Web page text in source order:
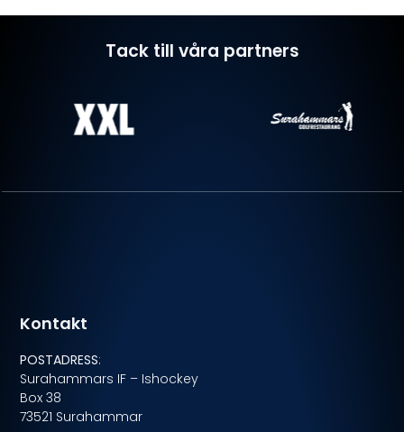
Tack till våra partners
Kontakt
POSTADRESS:
Surahammars IF – Ishockey
Box 38
73521 Surahammar